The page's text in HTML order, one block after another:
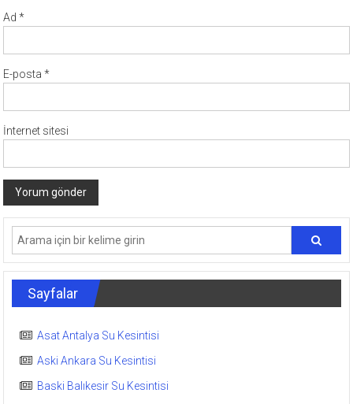
Ad*
E-posta*
İnternet sitesi
Sayfalar
Asat Antalya Su Kesintisi
Aski Ankara Su Kesintisi
Baski Balıkesir Su Kesintisi